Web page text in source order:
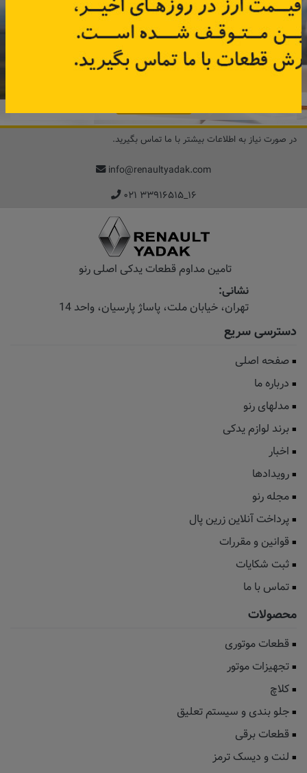
آنلاین
دریافت کنید.
در صورت نیاز به اطلاعات بیشتر با ما تماس بگیرید.
info@renaultyadak.com
۰۲۱ ۳۳۹۱۶۵۱۵_۱۶
تامین مداوم قطعات یدکی اصلی رنو
نشانی:
تهران، خیابان‌ ملت، پاساژ‌ پارسیان، واحد 14
دسترسی سریع
صفحه اصلی
درباره ما
مدلهای رنو
برند لوازم یدکی
اخبار
رویدادها
مجله رنو
پرداخت آنلاین زرین پال
قوانین و مقررات
ثبت شکایات
تماس با ما
محصولات
قطعات موتوری
تجهیزات موتور
کلاچ
جلو بندی و سیستم تعلیق
قطعات برقی
لنت و دیسک ترمز